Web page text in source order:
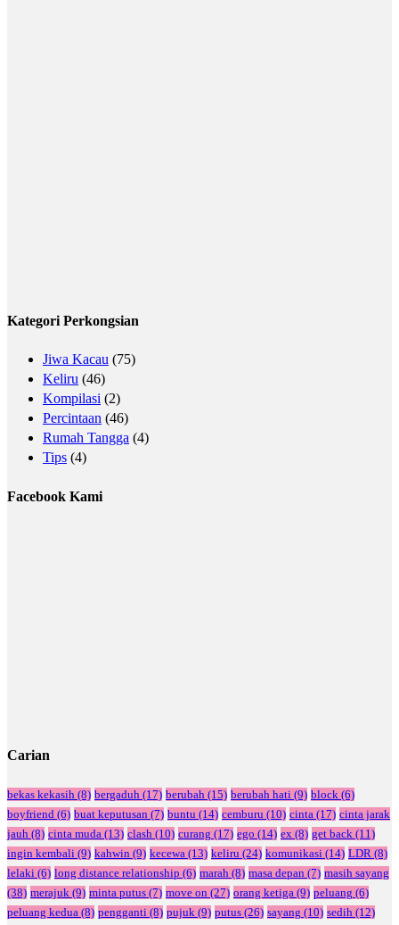
Kategori Perkongsian
Jiwa Kacau (75)
Keliru (46)
Kompilasi (2)
Percintaan (46)
Rumah Tangga (4)
Tips (4)
Facebook Kami
Carian
bekas kekasih (8) bergaduh (17) berubah (15) berubah hati (9) block (6)
boyfriend (6) buat keputusan (7) buntu (14) cemburu (10) cinta (17) cinta jarak
jauh (8) cinta muda (13) clash (10) curang (17) ego (14) ex (8) get back (11)
ingin kembali (9) kahwin (9) kecewa (13) keliru (24) komunikasi (14) LDR (8)
lelaki (6) long distance relationship (6) marah (8) masa depan (7) masih sayang
(38) merajuk (9) minta putus (7) move on (27) orang ketiga (9) peluang (6)
peluang kedua (8) pengganti (8) pujuk (9) putus (26) sayang (10) sedih (12)